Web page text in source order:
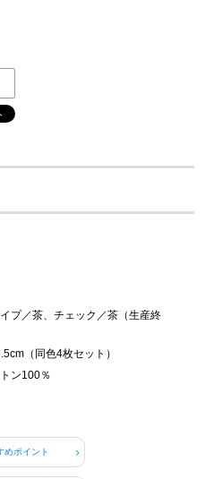
めポイント
プ／茶、チェック／茶（生産終
（同色4枚セット）
ン100％